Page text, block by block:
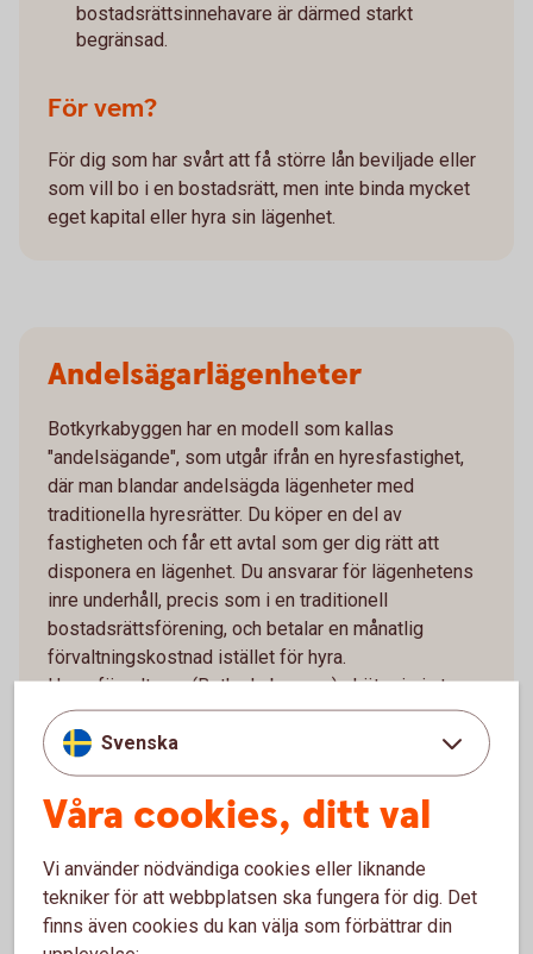
bostadsrättsinnehavare är därmed starkt
begränsad.
För vem?
För dig som har svårt att få större lån beviljade eller
som vill bo i en bostadsrätt, men inte binda mycket
eget kapital eller hyra sin lägenhet.
Andelsägarlägenheter
Botkyrkabyggen har en modell som kallas
"andelsägande", som utgår ifrån en hyresfastighet,
där man blandar andelsägda lägenheter med
traditionella hyresrätter. Du köper en del av
fastigheten och får ett avtal som ger dig rätt att
disponera en lägenhet. Du ansvarar för lägenhetens
inre underhåll, precis som i en traditionell
bostadsrättsförening, och betalar en månatlig
förvaltningskostnad istället för hyra.
Hyresförvaltaren (Botkyrkabyggen) sköter i sin tur
allt yttre underhåll utanför lägenheten, som skötsel
av trapphus, tvättstuga med mera. Hyresförvaltaren
fattar alla beslut och du som boende har inget
inflytande över hur fastigheten förvaltas.
Fördelar
Jämfört med en hyresrätt kan du som
andelsägare själva bestämma standard och
Svenska
Våra cookies, ditt val
Vi använder nödvändiga cookies eller liknande
tekniker för att webbplatsen ska fungera för dig. Det
finns även cookies du kan välja som förbättrar din